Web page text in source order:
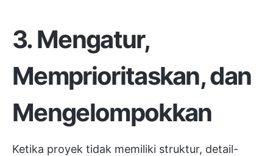
3. Mengatur,
Memprioritaskan, dan
Mengelompokkan
Ketika proyek tidak memiliki struktur, detail-